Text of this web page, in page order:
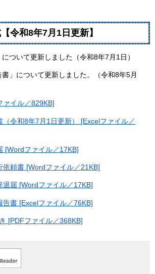
令和8年7月1日更新】
について更新しました（令和8年7月1日）
書」について更新しました。（令和8年5月
ァイル／829KB]
（令和8年7月1日更新） [Excelファイル／
[Wordファイル／17KB]
依頼書 [Wordファイル／21KB]
退届 [Wordファイル／17KB]
告書 [Excelファイル／76KB]
[PDFファイル／368KB]